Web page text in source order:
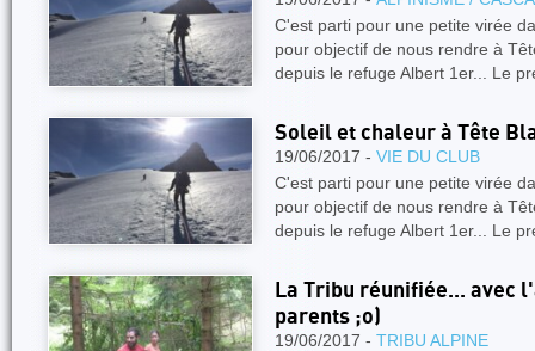
C'est parti pour une petite virée
pour objectif de nous rendre à
depuis le refuge Albert 1er... Le
Soleil et chaleur à Tête
19/06/2017 - VIE DU CLUB
C'est parti pour une petite virée
pour objectif de nous rendre à
depuis le refuge Albert 1er... Le
La Tribu réunifiée... avec
parents ;o)
19/06/2017 - TRIBU ALPINE